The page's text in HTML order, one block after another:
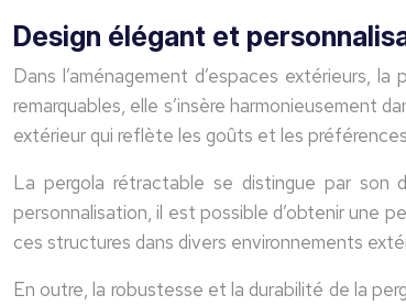
Design élégant et
Dans l’aménagement d’espaces extérieurs,
remarquables, elle s’insère harmonieusement
extérieur qui reflète les goûts et les
La pergola rétractable se distingue par son
personnalisation, il est possible d’obtenir une
ces structures dans divers environnements
En outre, la robustesse et la durabilité de la